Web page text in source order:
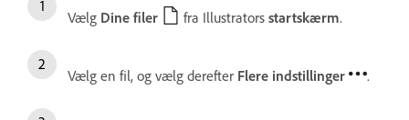
Vælg Dine filer fra Illustrators startskærm.
Vælg en fil, og vælg derefter Flere indstillinger .